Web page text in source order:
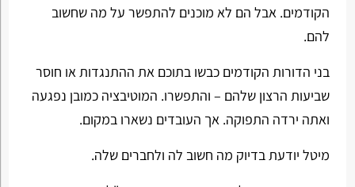
הקודמים. אבל הם לא מוכנים להתפשר על מה שחשוב
להם.
בני הדורות הקודמים כבשו בתוכם את ההתנגדות או חוסר
שביעות הרצון שלהם – והתפשרו. המוטיבציה כמובן נפגעה
ואתה ירדה התפוקה. אך העובדים נשארו במקום.
מיטל יודעת בדיוק מה חשוב לה ולחברים שלה.